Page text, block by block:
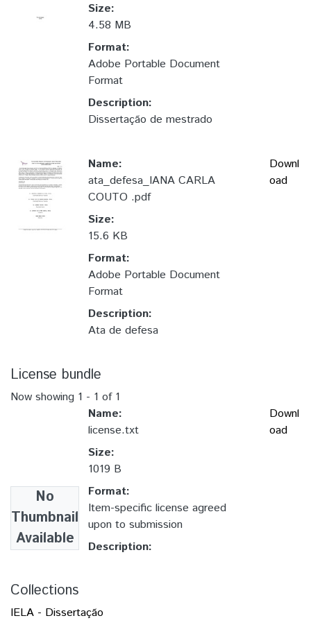
Size:
4.58 MB
Format:
Adobe Portable Document
Format
Description:
Dissertação de mestrado
Name:
ata_defesa_IANA CARLA
COUTO .pdf
Size:
15.6 KB
Format:
Adobe Portable Document
Format
Description:
Ata de defesa
Downl
oad
License bundle
Now showing 1 - 1 of 1
No
Thumbnail
Available
Name:
license.txt
Size:
1019 B
Format:
Item-specific license agreed
upon to submission
Description:
Downl
oad
Collections
IELA - Dissertação